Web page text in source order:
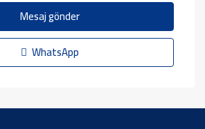
Mesaj gönder
WhatsApp